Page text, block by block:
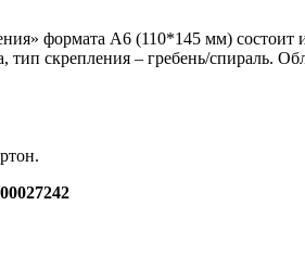
формата А6 (110*145 мм)
тип скрепления – гребень/спираль.